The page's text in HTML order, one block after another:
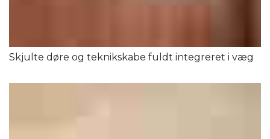
Skjulte døre og teknikskabe fuldt integreret i væg